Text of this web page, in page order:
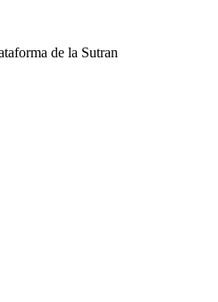
de la Sutran